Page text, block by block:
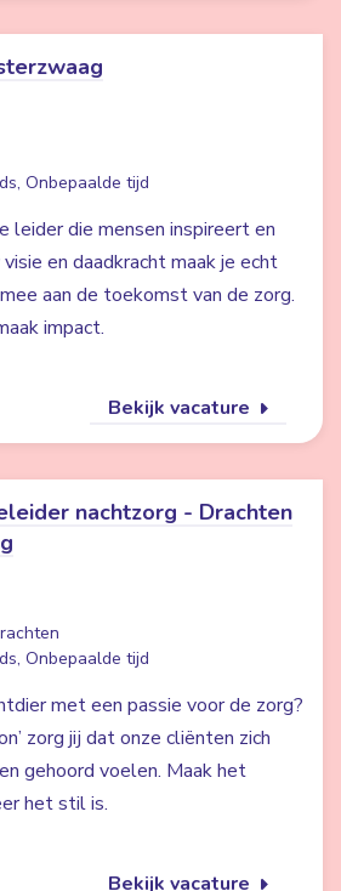
Onbepaalde tijd
leider die mensen inspireert en
en daadkracht maak je echt
aan de toekomst van de zorg.
impact.
Bekijk vacature
nachtzorg - Drachten
Onbepaalde tijd
met een passie voor de zorg?
zorg jij dat onze cliënten zich
gehoord voelen. Maak het
het stil is.
Bekijk vacature